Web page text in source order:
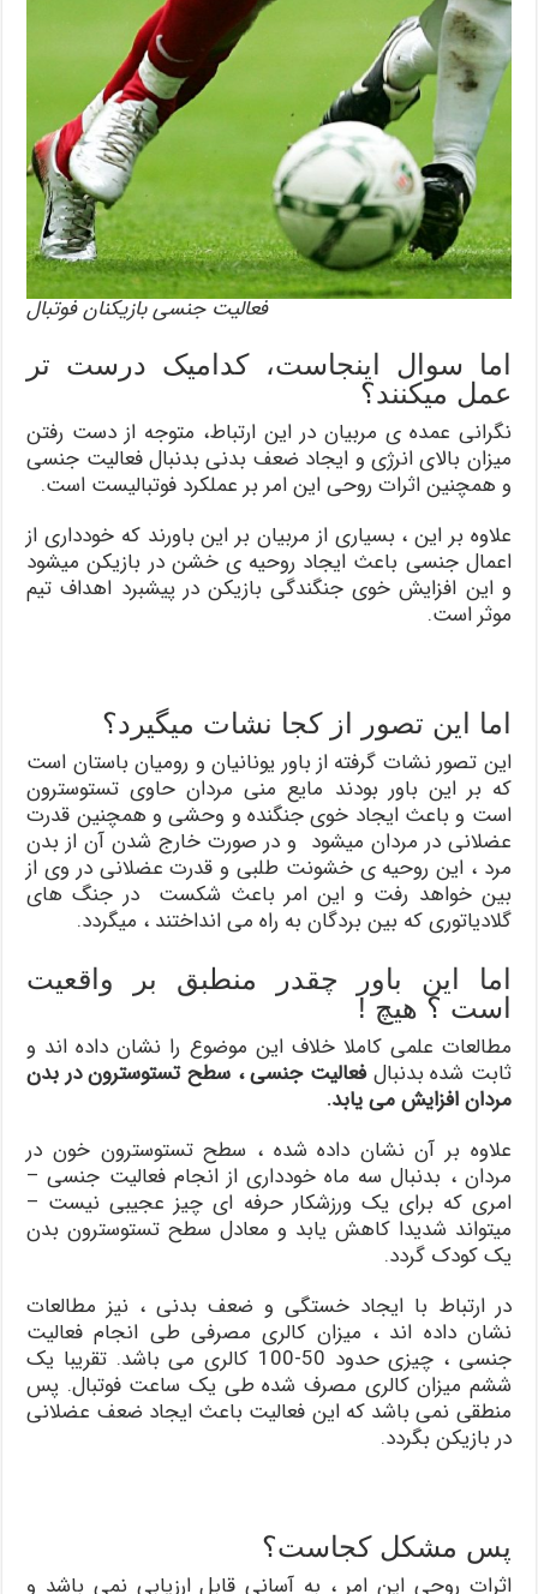
فعالیت جنسی بازیکنان فوتبال
اما سوال اینجاست، کدامیک درست تر
عمل میکنند؟
نگرانی عمده ی مربیان در این ارتباط، متوجه از دست رفتن
میزان بالای انرژی و ایجاد ضعف بدنی بدنبال فعالیت جنسی
و همچنین اثرات روحی این امر بر عملکرد فوتبالیست است.
علاوه بر این ، بسیاری از مربیان بر این باورند که خودداری از
اعمال جنسی باعث ایجاد روحیه ی خشن در بازیکن میشود
و این افزایش خوی جنگندگی بازیکن در پیشبرد اهداف تیم
موثر است.
اما این تصور از کجا نشات میگیرد؟
این تصور نشات گرفته از باور یونانیان و رومیان باستان است
که بر این باور بودند مایع منی مردان حاوی تستوسترون
است و باعث ایجاد خوی جنگنده و وحشی و همچنین قدرت
عضلانی در مردان میشود و در صورت خارج شدن آن از بدن
مرد ، این روحیه ی خشونت طلبی و قدرت عضلانی در وی از
بین خواهد رفت و این امر باعث شکست در جنگ های
گلادیاتوری که بین بردگان به راه می انداختند ، میگردد.
اما این باور چقدر منطبق بر واقعیت
است ؟ هیچ !
مطالعات علمی کاملا خلاف این موضوع را نشان داده اند و
ثابت شده بدنبالفعالیت جنسی ، سطح تستوسترون در بدن
مردان افزایش می یابد.
علاوه بر آن نشان داده شده ، سطح تستوسترون خون در
مردان ، بدنبال سه ماه خودداری از انجام فعالیت جنسی –
امری که برای یک ورزشکار حرفه ای چیز عجیبی نیست –
میتواند شدیدا کاهش یابد و معادل سطح تستوسترون بدن
یک کودک گردد.
در ارتباط با ایجاد خستگی و ضعف بدنی ، نیز مطالعات
نشان داده اند ، میزان کالری مصرفی طی انجام فعالیت
جنسی ، چیزی حدود 50-100 کالری می باشد. تقریبا یک
ششم میزان کالری مصرف شده طی یک ساعت فوتبال. پس
منطقی نمی باشد که این فعالیت باعث ایجاد ضعف عضلانی
در بازیکن بگردد.
پس مشکل کجاست؟
اثرات روحی این امر ، به آسانی قابل ارزیابی نمی باشد و